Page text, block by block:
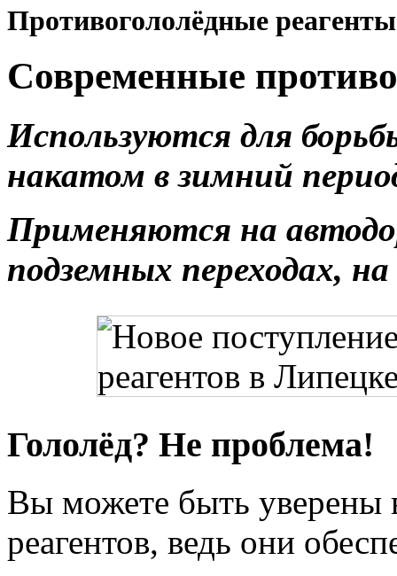
Противогололёдные реагенты
Современные
Используются для
накатом в зимний
Применяются на
подземных переходах,
Гололёд? Не проблема!
Вы можете быть уверены
реагентов, ведь они